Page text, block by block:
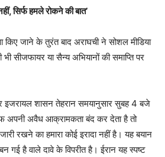
सिर्फ हमले रोकने की बात’
किए जाने के तुरंत बाद अराघची ने सोशल मीडिया
सीजफायर या सैन्य अभियानों की समाप्ति पर
शासन तेहरान समयानुसार सुबह 4 बजे
अपनी अवैध आक्रामकता बंद कर देता है तो
रखने का हमारा कोई इरादा नहीं है। यह बयान
गई है वाले दावे के विपरीत है। ईरान यह स्पष्ट